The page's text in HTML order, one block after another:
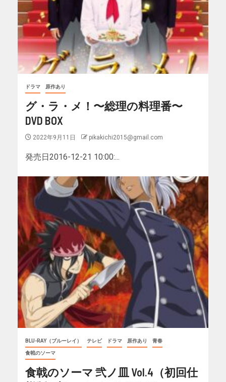
ドラマ 原作あり
グ・ラ・メ！〜総理の料理番〜
DVD BOX
2022年9月11日 pikakichi2015@gmail.com
発売日2016-12-21 10:00:...
BLU-RAY（ブルーレイ） テレビ ドラマ 原作あり 青春
食戟のソーマ
食戟のソーマ 弐ノ皿 Vol.4（初回仕